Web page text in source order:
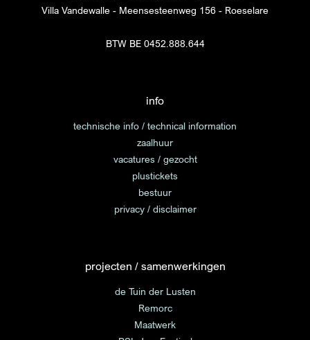
Villa Vandewalle - Meensesteenweg 156 - Roeselare
BTW BE 0452.888.644
info
technische info / technical information
zaalhuur
vacatures / gezocht
plustickets
bestuur
privacy / disclaimer
projecten / samenwerkingen
de Tuin der Lusten
Remorc
Maatwerk